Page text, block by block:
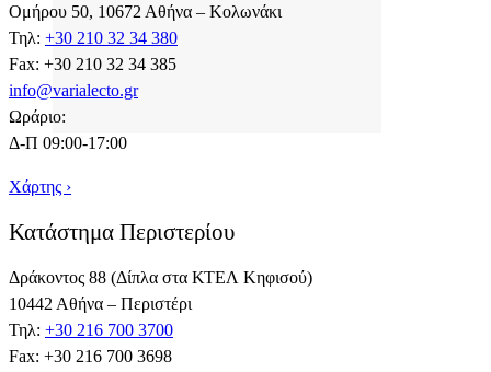
Ομήρου 50, 10672 Αθήνα – Κολωνάκι
Τηλ: +30 210 32 34 380
Fax: +30 210 32 34 385
info@varialecto.gr
Ωράριο:
Δ-Π 09:00-17:00
Χάρτης ›
Κατάστημα Περιστερίου
Δράκοντος 88 (Δίπλα στα ΚΤΕΛ Κηφισού)
10442 Αθήνα – Περιστέρι
Τηλ: +30 216 700 3700
Fax: +30 216 700 3698